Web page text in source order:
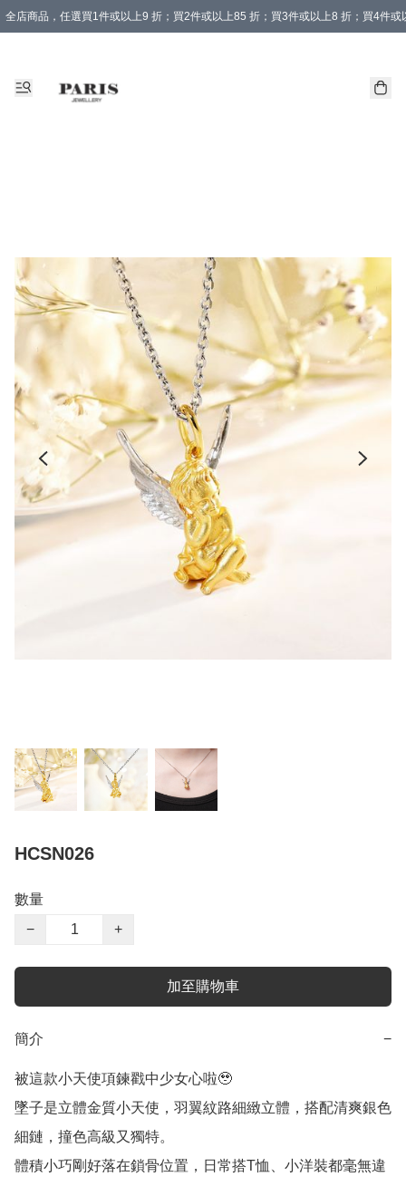
全店商品，任選買1件或以上9 折；買2件或以上85 折；買3件或以上8 折；買4件或
HCSN026
數量
−
+
加至購物車
簡介 −
被這款小天使項鍊戳中少女心啦🥹
墜子是立體金質小天使，羽翼紋路細緻立體，搭配清爽銀色
細鏈，撞色高級又獨特。
體積小巧剛好落在鎖骨位置，日常搭T恤、小洋裝都毫無違